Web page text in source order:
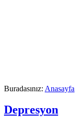
Buradasınız: Anasayfa
Depresyon